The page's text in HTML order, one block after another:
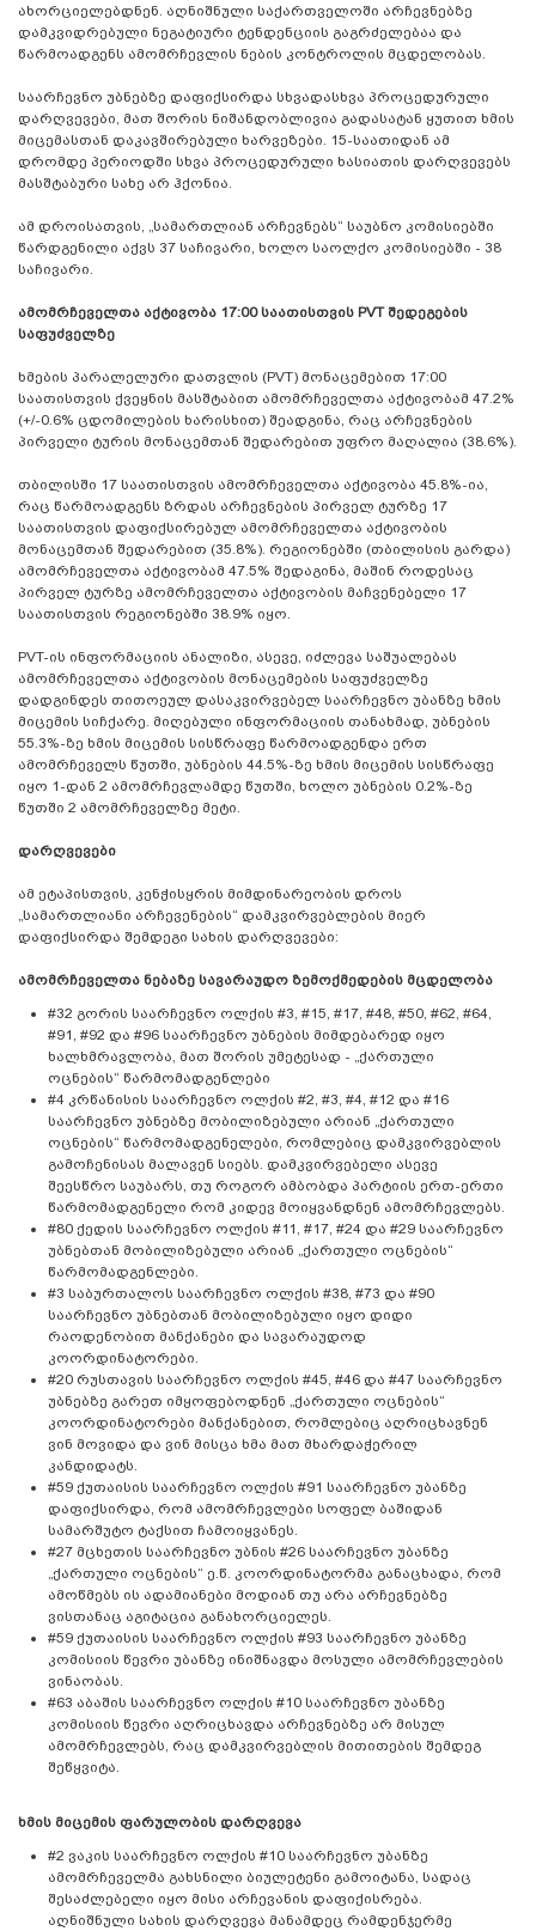
ახორციელებდნენ. აღნიშნული საქართველოში არჩევნებზე
დამკვიდრებული ნეგატიური ტენდენციის გაგრძელებაა და
წარმოადგენს ამომრჩევლის ნების კონტროლის მცდელობას.
საარჩევნო უბნებზე დაფიქსირდა სხვადასხვა პროცედურული
დარღვევები, მათ შორის ნიშანდობლივია გადასატან ყუთით ხმის
მიცემასთან დაკავშირებული ხარვეზები. 15-საათიდან ამ
დრომდე პერიოდში სხვა პროცედურული ხასიათის დარღვევებს
მასშტაბური სახე არ ჰქონია.
ამ დროისათვის, „სამართლიან არჩევნებს“ საუბნო კომისიებში
წარდგენილი აქვს 37 საჩივარი, ხოლო საოლქო კომისიებში - 38
საჩივარი.
ამომრჩეველთა აქტივობა 17:00 საათისთვის PVT შედეგების
საფუძველზე
ხმების პარალელური დათვლის (PVT) მონაცემებით 17:00
საათისთვის ქვეყნის მასშტაბით ამომრჩეველთა აქტივობამ 47.2%
(+/-0.6% ცდომილების ხარისხით) შეადგინა, რაც არჩევნების
პირველი ტურის მონაცემთან შედარებით უფრო მაღალია (38.6%).
თბილისში 17 საათისთვის ამომრჩეველთა აქტივობა 45.8%-ია,
რაც წარმოადგენს ზრდას არჩევნების პირველ ტურზე 17
საათისთვის დაფიქსირებულ ამომრჩეველთა აქტივობის
მონაცემთან შედარებით (35.8%). რეგიონებში (თბილისის გარდა)
ამომრჩეველთა აქტივობამ 47.5% შედაგინა, მაშინ როდესაც
პირველ ტურზე ამომრჩეველთა აქტივობის მაჩვენებელი 17
საათისთვის რეგიონებში 38.9% იყო.
PVT-ის ინფორმაციის ანალიზი, ასევე, იძლევა საშუალებას
ამომრჩეველთა აქტივობის მონაცემების საფუძველზე
დადგინდეს თითოეულ დასაკვირვებელ საარჩევნო უბანზე ხმის
მიცემის სიჩქარე. მიღებული ინფორმაციის თანახმად, უბნების
55.3%-ზე ხმის მიცემის სისწრაფე წარმოადგენდა ერთ
ამომრჩეველს წუთში, უბნების 44.5%-ზე ხმის მიცემის სისწრაფე
იყო 1-დან 2 ამომრჩევლამდე წუთში, ხოლო უბნების 0.2%-ზე
წუთში 2 ამომრჩეველზე მეტი.
დარღვევები
ამ ეტაპისთვის, კენჭისყრის მიმდინარეობის დროს
„სამართლიანი არჩევენების“ დამკვირვებლების მიერ
დაფიქსირდა შემდეგი სახის დარღვევები:
ამომრჩეველთა ნებაზე სავარაუდო ზემოქმედების მცდელობა
#32 გორის საარჩევნო ოლქის #3, #15, #17, #48, #50, #62, #64,
#91, #92 და #96 საარჩევნო უბნების მიმდებარედ იყო
ხალხმრავლობა, მათ შორის უმეტესად - „ქართული
ოცნების“ წარმომადგენლები
#4 კრწანისის საარჩევნო ოლქის #2, #3, #4, #12 და #16
საარჩევნო უბნებზე მობილიზებული არიან „ქართული
ოცნების“ წარმომადგენელები, რომლებიც დამკვირვებლის
გამოჩენისას მალავენ სიებს. დამკვირვებელი ასევე
შეესწრო საუბარს, თუ როგორ ამბობდა პარტიის ერთ-ერთი
წარმომადგენელი რომ კიდევ მოიყვანდნენ ამომრჩევლებს.
#80 ქედის საარჩევნო ოლქის #11, #17, #24 და #29 საარჩევნო
უბნებთან მობილიზებული არიან „ქართული ოცნების“
წარმომადგენლები.
#3 საბურთალოს საარჩევნო ოლქის #38, #73 და #90
საარჩევნო უბნებთან მობილიზებული იყო დიდი
რაოდენობით მანქანები და სავარაუდოდ
კოორდინატორები.
#20 რუსთავის საარჩევნო ოლქის #45, #46 და #47 საარჩევნო
უბნებზე გარეთ იმყოფებოდნენ „ქართული ოცნების“
კოორდინატორები მანქანებით, რომლებიც აღრიცხავნენ
ვინ მოვიდა და ვინ მისცა ხმა მათ მხარდაჭერილ
კანდიდატს.
#59 ქუთაისის საარჩევნო ოლქის #91 საარჩევნო უბანზე
დაფიქსირდა, რომ ამომრჩევლები სოფელ ბაშიდან
სამარშუტო ტაქსით ჩამოიყვანეს.
#27 მცხეთის საარჩევნო უბნის #26 საარჩევნო უბანზე
„ქართული ოცნების“ ე.წ. კოორდინატორმა განაცხადა, რომ
ამოწმებს ის ადამიანები მოდიან თუ არა არჩევნებზე
ვისთანაც აგიტაცია განახორციელეს.
#59 ქუთაისის საარჩევნო ოლქის #93 საარჩევნო უბანზე
კომისიის წევრი უბანზე ინიშნავდა მოსული ამომრჩევლების
ვინაობას.
#63 აბაშის საარჩევნო ოლქის #10 საარჩევნო უბანზე
კომისიის წევრი აღრიცხავდა არჩევნებზე არ მისულ
ამომრჩევლებს, რაც დამკვირვებლის მითითების შემდეგ
შეწყვიტა.
ხმის მიცემის ფარულობის დარღვევა
#2 ვაკის საარჩევნო ოლქის #10 საარჩევნო უბანზე
ამომრჩეველმა გახსნილი ბიულეტენი გამოიტანა, სადაც
შესაძლებელი იყო მისი არჩევანის დაფიქისრება.
აღნიშნული სახის დარღვევა მანამდეც რამდენჯერმე